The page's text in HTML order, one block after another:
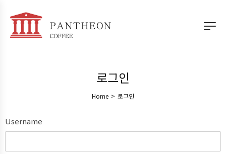
로그인
Home > 로그인
Username